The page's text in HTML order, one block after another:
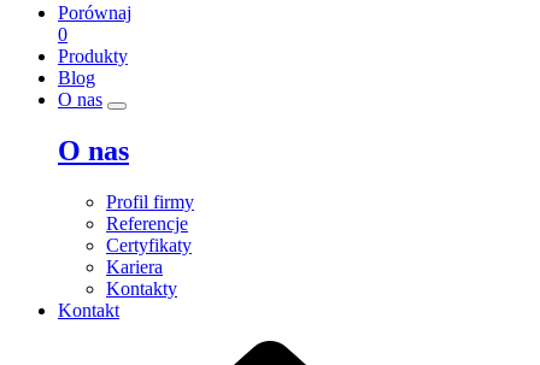
Porównaj
0
Produkty
Blog
O nas
O nas
Profil firmy
Referencje
Certyfikaty
Kariera
Kontakty
Kontakt